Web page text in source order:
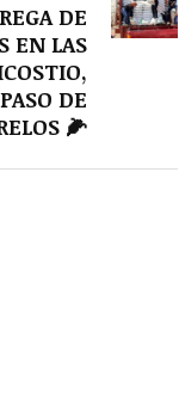
DE
EN LAS
DE
🌽